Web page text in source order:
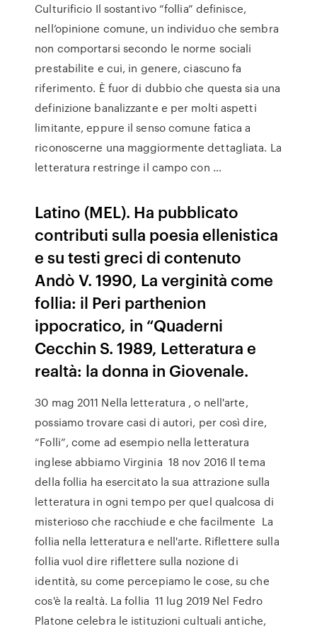
Culturificio Il sostantivo “follia” definisce,
nell’opinione comune, un individuo che sembra
non comportarsi secondo le norme sociali
prestabilite e cui, in genere, ciascuno fa
riferimento. È fuor di dubbio che questa sia una
definizione banalizzante e per molti aspetti
limitante, eppure il senso comune fatica a
riconoscerne una maggiormente dettagliata. La
letteratura restringe il campo con …
Latino (MEL). Ha pubblicato
contributi sulla poesia ellenistica
e su testi greci di contenuto
Andò V. 1990, La verginità come
follia: il Peri parthenion
ippocratico, in “Quaderni
Cecchin S. 1989, Letteratura e
realtà: la donna in Giovenale.
30 mag 2011 Nella letteratura , o nell'arte,
possiamo trovare casi di autori, per così dire,
“Folli”, come ad esempio nella letteratura
inglese abbiamo Virginia 18 nov 2016 Il tema
della follia ha esercitato la sua attrazione sulla
letteratura in ogni tempo per quel qualcosa di
misterioso che racchiude e che facilmente La
follia nella letteratura e nell'arte. Riflettere sulla
follia vuol dire riflettere sulla nozione di
identità, su come percepiamo le cose, su che
cos'è la realtà. La follia 11 lug 2019 Nel Fedro
Platone celebra le istituzioni cultuali antiche,